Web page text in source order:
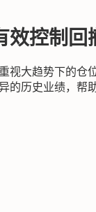
效控制回
视大趋势下的仓
的历史业绩，帮